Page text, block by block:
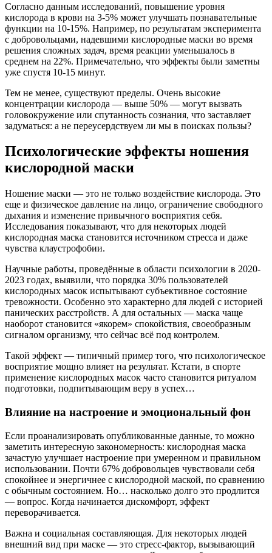
Согласно данным исследований, повышение уровня
кислорода в крови на 3-5% может улучшать познавательные
функции на 10-15%. Например, по результатам эксперимента
с добровольцами, надевшими кислородные маски во время
решения сложных задач, время реакции уменьшалось в
среднем на 22%. Примечательно, что эффекты были заметны
уже спустя 10-15 минут.
Тем не менее, существуют пределы. Очень высокие
концентрации кислорода — выше 50% — могут вызвать
головокружение или спутанность сознания, что заставляет
задуматься: а не переусердствуем ли мы в поисках пользы?
Психологические эффекты ношения
кислородной маски
Ношение маски — это не только воздействие кислорода. Это
еще и физическое давление на лицо, ограничение свободного
дыхания и изменение привычного восприятия себя.
Исследования показывают, что для некоторых людей
кислородная маска становится источником стресса и даже
чувства клаустрофобии.
Научные работы, проведённые в области психологии в 2020-
2023 годах, выявили, что порядка 30% пользователей
кислородных масок испытывают субъективное состояние
тревожности. Особенно это характерно для людей с историей
панических расстройств. А для остальных — маска чаще
наоборот становится «якорем» спокойствия, своеобразным
сигналом организму, что сейчас всё под контролем.
Такой эффект — типичный пример того, что психологическое
восприятие мощно влияет на результат. Кстати, в спорте
применение кислородных масок часто становится ритуалом
подготовки, подпитывающим веру в успех…
Влияние на настроение и эмоциональный фон
Если проанализировать опубликованные данные, то можно
заметить интересную закономерность: кислородная маска
зачастую улучшает настроение при умеренном и правильном
использовании. Почти 67% добровольцев чувствовали себя
спокойнее и энергичнее с кислородной маской, по сравнению
с обычным состоянием. Но… насколько долго это продлится
— вопрос. Когда начинается дискомфорт, эффект
переворачивается.
Важна и социальная составляющая. Для некоторых людей
внешний вид при маске — это стресс-фактор, вызывающий